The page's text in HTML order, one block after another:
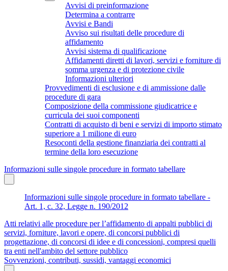
Avvisi di preinformazione
Determina a contrarre
Avvisi e Bandi
Avviso sui risultati delle procedure di
affidamento
Avvisi sistema di qualificazione
Affidamenti diretti di lavori, servizi e forniture di
somma urgenza e di protezione civile
Informazioni ulteriori
Provvedimenti di esclusione e di ammissione dalle
procedure di gara
Composizione della commissione giudicatrice e
curricula dei suoi componenti
Contratti di acquisto di beni e servizi di importo stimato
superiore a 1 milione di euro
Resoconti della gestione finanziaria dei contratti al
termine della loro esecuzione
Informazioni sulle singole procedure in formato tabellare
Informazioni sulle singole procedure in formato tabellare -
Art. 1, c. 32, Legge n. 190/2012
Atti relativi alle procedure per l’affidamento di appalti pubblici di
servizi, forniture, lavori e opere, di concorsi pubblici di
progettazione, di concorsi di idee e di concessioni, compresi quelli
tra enti nell'ambito del settore pubblico
Sovvenzioni, contributi, sussidi, vantaggi economici